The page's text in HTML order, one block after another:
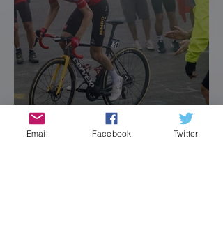
Email Facebook Twitter